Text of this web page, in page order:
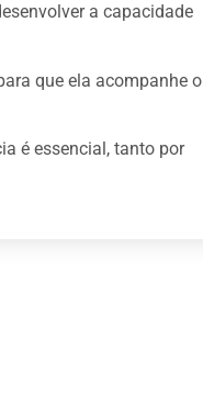
a capacidade
que ela acompanhe o
é essencial, tanto por